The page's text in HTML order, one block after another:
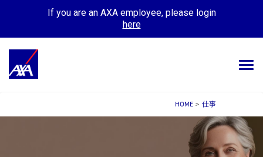
If you are an AXA employee, please login
here
HOME > 仕事